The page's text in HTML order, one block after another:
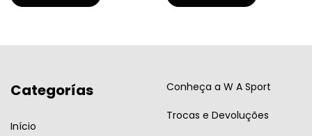
Categorías
Início
Conheça a W A Sport
Trocas e Devoluções